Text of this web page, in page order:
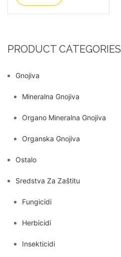
PRODUCT CATEGORIES
Gnojiva
Mineralna Gnojiva
Organo Mineralna Gnojiva
Organska Gnojiva
Ostalo
Sredstva Za Zaštitu
Fungicidi
Herbicidi
Insekticidi